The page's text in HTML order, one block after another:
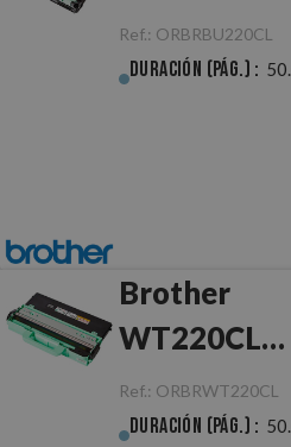
de
Ref.: ORBRBU220CL
Duración (pág.) :
Brother
WT220CL
Recolector
Toner
Ref.: ORBRWT220CL
Duración (pág.) :